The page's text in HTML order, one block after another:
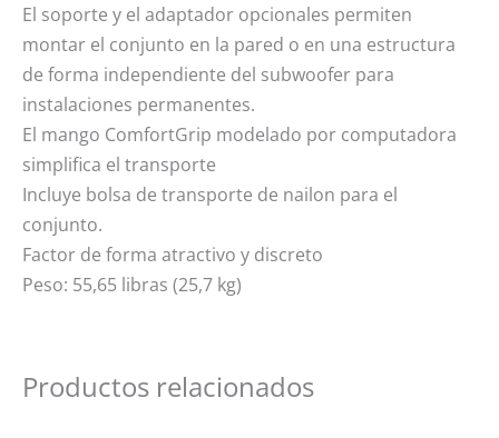
El soporte y el adaptador opcionales permiten
montar el conjunto en la pared o en una estructura
de forma independiente del subwoofer para
instalaciones permanentes.
El mango ComfortGrip modelado por computadora
simplifica el transporte
Incluye bolsa de transporte de nailon para el
conjunto.
Factor de forma atractivo y discreto
Peso: 55,65 libras (25,7 kg)
Productos relacionados